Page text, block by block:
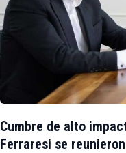
Cumbre de alto
Ferraresi se